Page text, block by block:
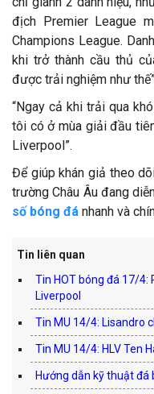
địch Premier League
Champions League.
khi trở thành cầu thủ
được trải nghiệm như
“Ngay cả khi trải qua
tôi có ở mùa giải đầu
Liverpool”.
Để giúp khán giả theo
trường Châu Âu đang
số bóng đá nhanh và
Tin liên quan
Tin HOT bóng đá 17/4:
Liverpool
Tin MU 14/4: Lisandro
Tin MU 14/4: HLV Ten
Hướng dẫn kỹ thuật